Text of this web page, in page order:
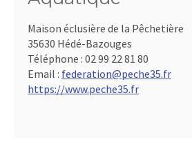
Maison éclusière de la Pêchetière
35630 Hédé-Bazouges
Téléphone : 02 99 22 81 80
Email : federation@peche35.fr
https://www.peche35.fr